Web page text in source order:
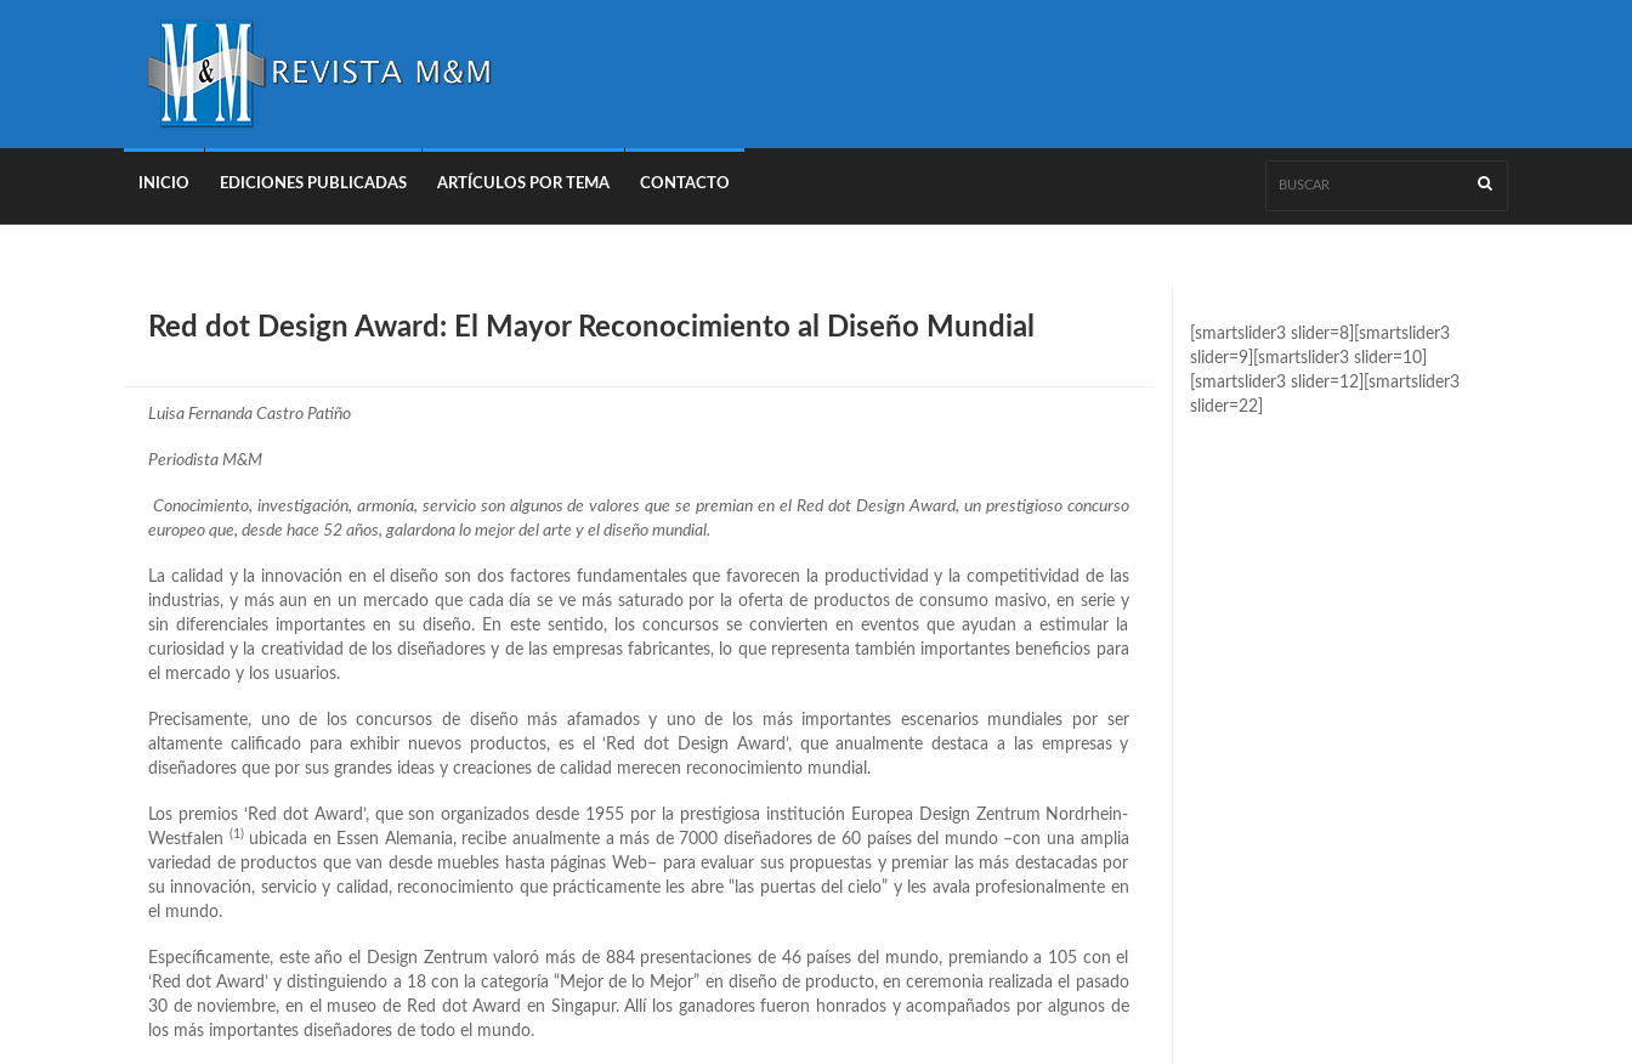
INICIO EDICIONES PUBLICADAS ARTÍCULOS POR TEMA CONTACTO
Red dot Design Award: El Mayor Reconocimiento al Diseño Mundial
Luisa Fernanda Castro Patiño
Periodista M&M
Conocimiento, investigación, armonía, servicio son algunos de valores que se premian en el Red dot Design Award, un prestigioso concurso
europeo que, desde hace 52 años, galardona lo mejor del arte y el diseño mundial.
La calidad y la innovación en el diseño son dos factores fundamentales que favorecen la productividad y la competitividad de las
industrias, y más aun en un mercado que cada día se ve más saturado por la oferta de productos de consumo masivo, en serie y
sin diferenciales importantes en su diseño. En este sentido, los concursos se convierten en eventos que ayudan a estimular la
curiosidad y la creatividad de los diseñadores y de las empresas fabricantes, lo que representa también importantes beneficios para
el mercado y los usuarios.
Precisamente, uno de los concursos de diseño más afamados y uno de los más importantes escenarios mundiales por ser
altamente calificado para exhibir nuevos productos, es el ‘Red dot Design Award’, que anualmente destaca a las empresas y
diseñadores que por sus grandes ideas y creaciones de calidad merecen reconocimiento mundial.
Los premios ‘Red dot Award’, que son organizados desde 1955 por la prestigiosa institución Europea Design Zentrum Nordrhein-
Westfalen (1)ubicada en Essen Alemania, recibe anualmente a más de 7000 diseñadores de 60 países del mundo –con una amplia
variedad de productos que van desde muebles hasta páginas Web– para evaluar sus propuestas y premiar las más destacadas por
su innovación, servicio y calidad, reconocimiento que prácticamente les abre “las puertas del cielo” y les avala profesionalmente en
el mundo.
Específicamente, este año el Design Zentrum valoró más de 884 presentaciones de 46 países del mundo, premiando a 105 con el
‘Red dot Award’ y distinguiendo a 18 con la categoría “Mejor de lo Mejor” en diseño de producto, en ceremonia realizada el pasado
30 de noviembre, en el museo de Red dot Award en Singapur. Allí los ganadores fueron honrados y acompañados por algunos de
los más importantes diseñadores de todo el mundo.
[smartslider3 slider=8][smartslider3
slider=9][smartslider3 slider=10]
[smartslider3 slider=12][smartslider3
slider=22]